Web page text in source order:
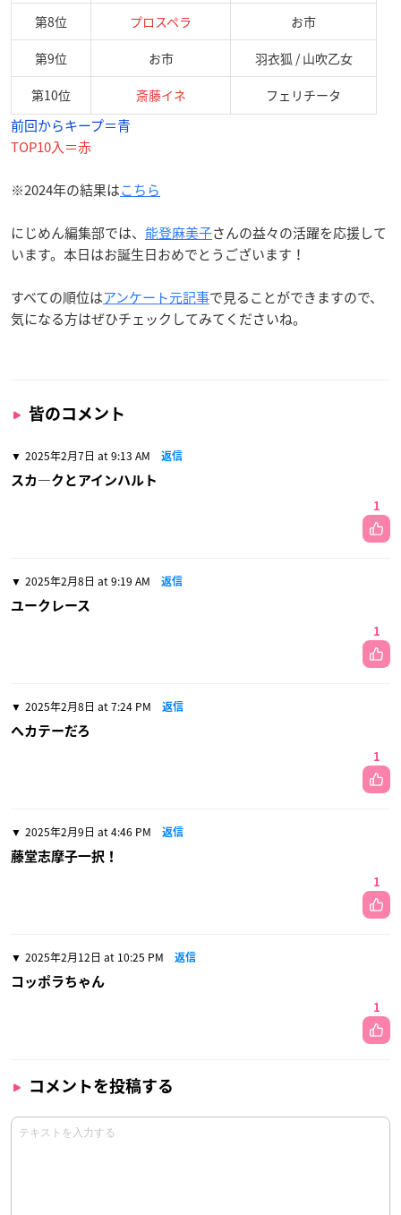
第8位 プロスペラ お市
第9位 お市 羽衣狐 / 山吹乙女
第10位 斎藤イネ フェリチータ
前回からキープ＝青
TOP10入＝赤
※2024年の結果はこちら
にじめん編集部では、 能登麻美子さんの益々の活躍を応援して
います。本日はお誕生日おめでとうございます！
すべての順位はアンケート元記事で見ることができますので、
気になる方はぜひチェックしてみてくださいね。
皆のコメント
2025年2月7日 at 9:13 AM 返信
スカ―クとアインハルト
1
2025年2月8日 at 9:19 AM 返信
ユークレース
1
2025年2月8日 at 7:24 PM 返信
ヘカテーだろ
1
2025年2月9日 at 4:46 PM 返信
藤堂志摩子一択！
1
2025年2月12日 at 10:25 PM 返信
コッポラちゃん
1
コメントを投稿する